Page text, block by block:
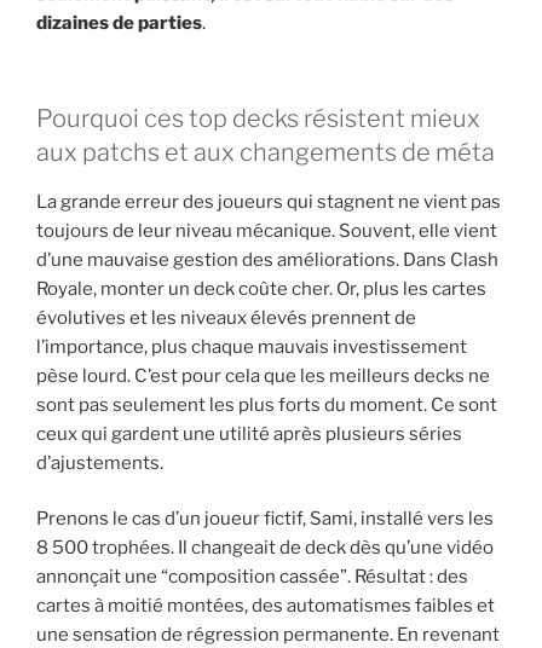
dizaines de parties.
Pourquoi ces top decks résistent mieux
aux patchs et aux changements de méta
La grande erreur des joueurs qui stagnent ne vient pas
toujours de leur niveau mécanique. Souvent, elle vient
d’une mauvaise gestion des améliorations. Dans Clash
Royale, monter un deck coûte cher. Or, plus les cartes
évolutives et les niveaux élevés prennent de
l’importance, plus chaque mauvais investissement
pèse lourd. C’est pour cela que les meilleurs decks ne
sont pas seulement les plus forts du moment. Ce sont
ceux qui gardent une utilité après plusieurs séries
d’ajustements.
Prenons le cas d’un joueur fictif, Sami, installé vers les
8 500 trophées. Il changeait de deck dès qu’une vidéo
annonçait une “composition cassée”. Résultat : des
cartes à moitié montées, des automatismes faibles et
une sensation de régression permanente. En revenant